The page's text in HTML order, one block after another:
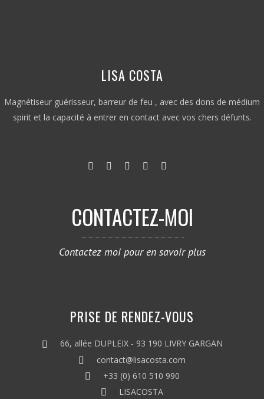
LISA COSTA
Magnétiseur guérisseur, barreur de feu , avec des dons de médium
spirit et la capacité à entrer en contact avec vos chers défunts.
CONTACTEZ-MOI
Contactez moi pour en savoir plus
PRISE DE RENDEZ-VOUS
66, allée DUPLEIX - 93 190 LIVRY GARGAN
contact@lisacosta.com
+33 (0) 610 510 990
LISACOSTA